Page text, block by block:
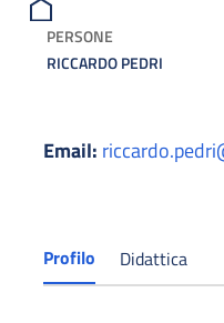
PERSONE
RICCARDO PEDRI
Email:
Profilo Didattica